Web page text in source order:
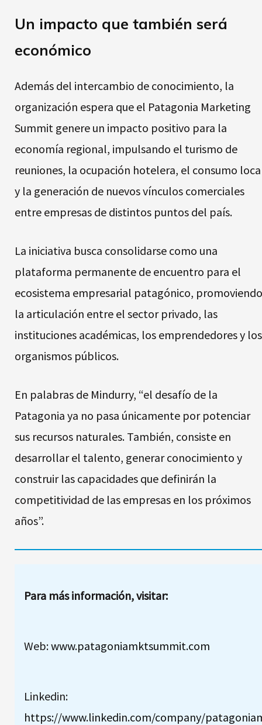
Un impacto que también será
económico
Además del intercambio de conocimiento, la
organización espera que el Patagonia Marketing
Summit genere un impacto positivo para la
economía regional, impulsando el turismo de
reuniones, la ocupación hotelera, el consumo
y la generación de nuevos vínculos comerciales
entre empresas de distintos puntos del país.
La iniciativa busca consolidarse como una
plataforma permanente de encuentro para el
ecosistema empresarial patagónico, promoviendo
la articulación entre el sector privado, las
instituciones académicas, los emprendedores y los
organismos públicos.
En palabras de Mindurry, “el desafío de la
Patagonia ya no pasa únicamente por potenciar
sus recursos naturales. También, consiste en
desarrollar el talento, generar conocimiento y
construir las capacidades que definirán la
competitividad de las empresas en los próximos
años”.
Para más información, visitar:
Web:www.patagoniamktsummit.com
Linkedin:
https://www.linkedin.com/company/